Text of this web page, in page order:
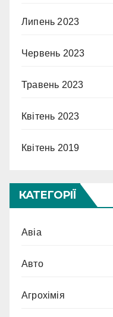
Липень 2023
Червень 2023
Травень 2023
Квітень 2023
Квітень 2019
КАТЕГОРІЇ
Авіа
Авто
Агрохімія